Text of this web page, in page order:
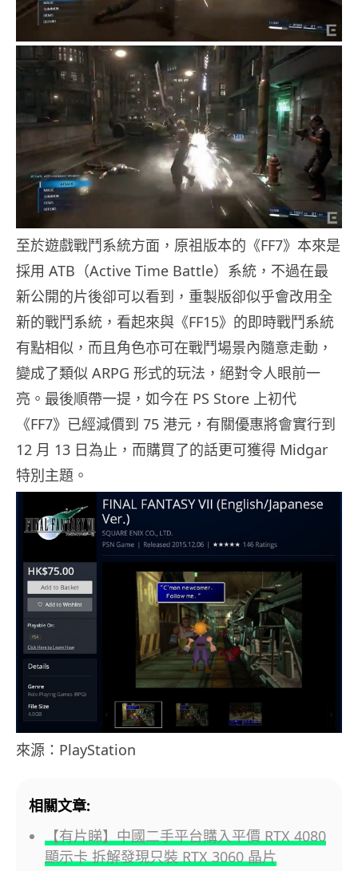
至於遊戲戰鬥系統方面，原祖版本的《FF7》本來是
採用 ATB（Active Time Battle）系統，不過在最
新公開的片後卻可以看到，重製版卻似乎會改用全
新的戰鬥系統，看起來與《FF15》的即時戰鬥系統
有點相似，而且角色亦可在戰鬥場景內隨意走動，
變成了類似 ARPG 形式的玩法，絕對令人眼前一
亮。最後順帶一提，如今在 PS Store 上初代
《FF7》已經減價到 75 港元，有關優惠將會實行到
12 月 13 日為止，而購買了的話更可獲得 Midgar
特別主題。
來源：PlayStation
相關文章:
【有片睇】中國二手平台購入平價 RTX 4080
顯示卡 拆解發現只裝 RTX 3060 晶片